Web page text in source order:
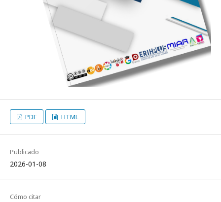
PDF HTML
Publicado
2026-01-08
Cómo citar